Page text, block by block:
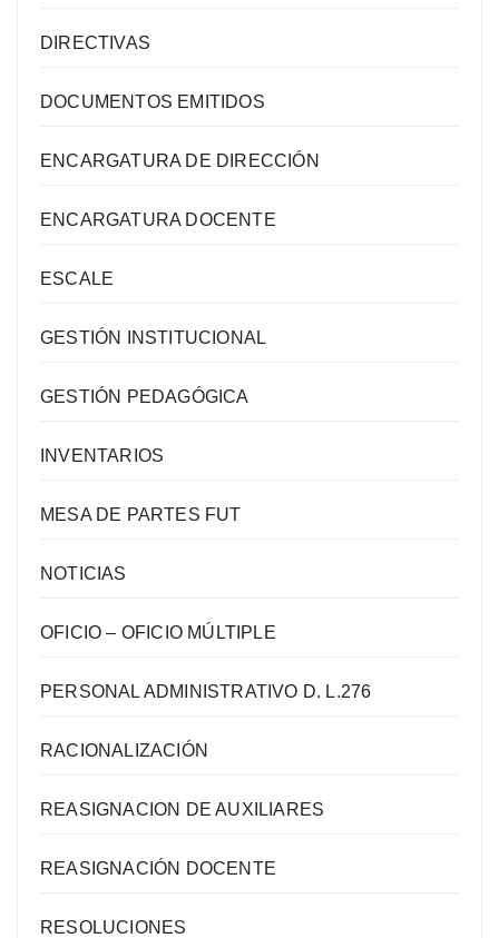
DIRECTIVAS
DOCUMENTOS EMITIDOS
ENCARGATURA DE DIRECCIÓN
ENCARGATURA DOCENTE
ESCALE
GESTIÓN INSTITUCIONAL
GESTIÓN PEDAGÓGICA
INVENTARIOS
MESA DE PARTES FUT
NOTICIAS
OFICIO – OFICIO MÚLTIPLE
PERSONAL ADMINISTRATIVO D. L.276
RACIONALIZACIÓN
REASIGNACION DE AUXILIARES
REASIGNACIÓN DOCENTE
RESOLUCIONES